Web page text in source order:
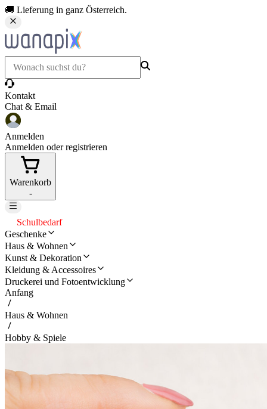
🚚 Lieferung in ganz Österreich.
Kontakt
Chat & Email
Anmelden
Anmelden oder registrieren
Warenkorb
-
Schulbedarf
Geschenke
Haus & Wohnen
Kunst & Dekoration
Kleidung & Accessoires
Druckerei und Fotoentwicklung
Anfang
Haus & Wohnen
Hobby & Spiele